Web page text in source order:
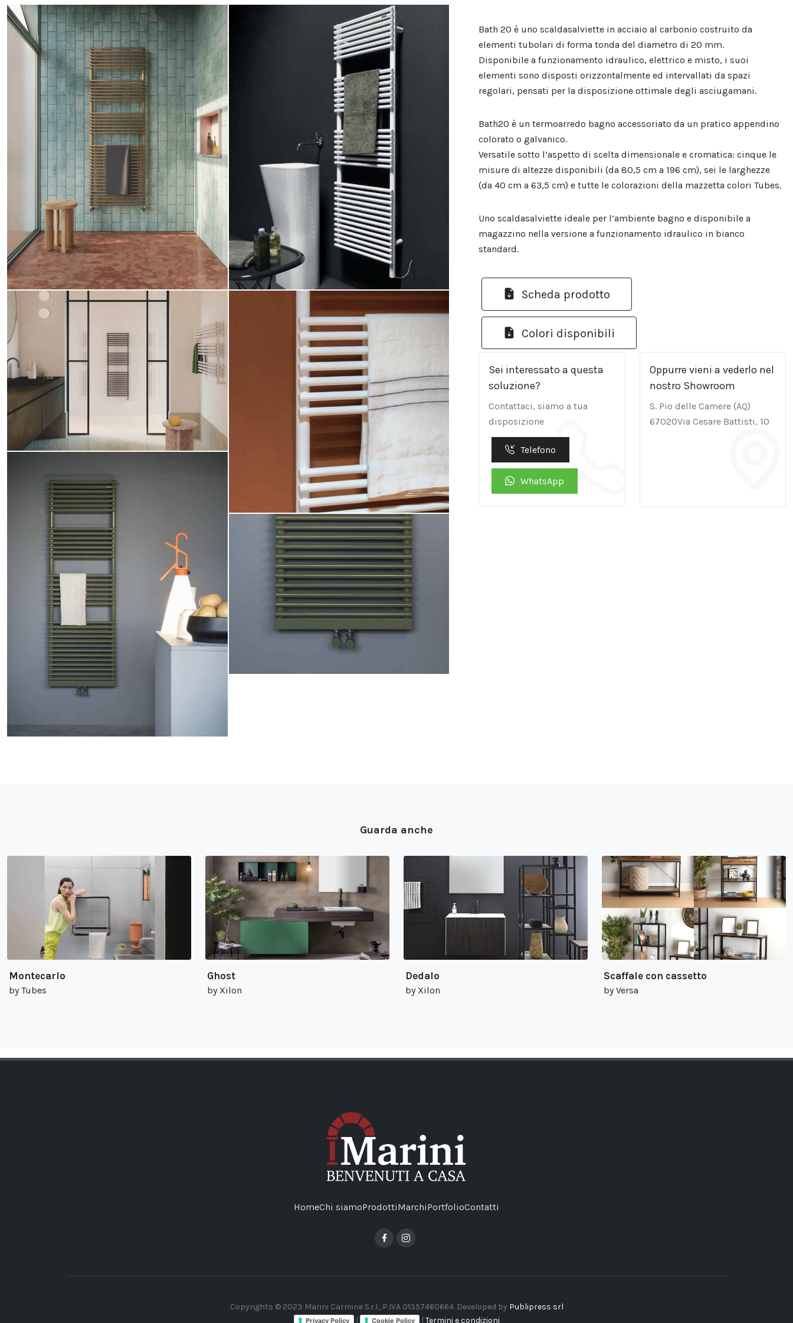
Bath 20 è uno scaldasalviette in acciaio al carbonio costruito da
elementi tubolari di forma tonda del diametro di 20 mm.
Disponibile a funzionamento idraulico, elettrico e misto, i suoi
elementi sono disposti orizzontalmente ed intervallati da spazi
regolari, pensati per la disposizione ottimale degli asciugamani.
Bath20 è un termoarredo bagno accessoriato da un pratico appendino
colorato o galvanico.
Versatile sotto l’aspetto di scelta dimensionale e cromatica: cinque le
misure di altezze disponibili (da 80,5 cm a 196 cm), sei le larghezze
(da 40 cm a 63,5 cm) e tutte le colorazioni della mazzetta colori Tubes.
Uno scaldasalviette ideale per l’ambiente bagno e disponibile a
magazzino nella versione a funzionamento idraulico in bianco
standard.
Scheda prodotto
Colori disponibili
Sei interessato a questa
soluzione?
Contattaci, siamo a tua
disposizione
Telefono
WhatsApp
Oppurre vieni a vederlo nel
nostro Showroom
S. Pio delle Camere (AQ)
67020Via Cesare Battisti, 10
Guarda anche
Montecarlo
by Tubes
Ghost
by Xilon
Dedalo
by Xilon
Scaffale con cassetto
by Versa
HomeChi siamoProdottiMarchiPortfolioContatti
Copyrights © 2023 Marini Carmine S.r.l., P.IVA 01357460664. Developed by Publipress srl
Privacy Policy | Cookie Policy | Termini e condizioni